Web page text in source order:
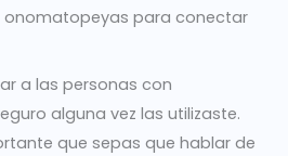
onomatopeyas para conectar
a las personas con
alguna vez las utilizaste.
que sepas que hablar de